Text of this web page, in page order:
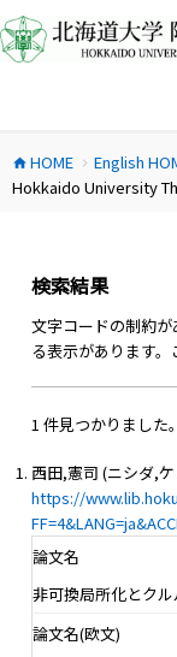
ン
テ
ス
キ
home HOME chevron_right English
Hokkaido University
検索結果
文字コードの制約
る表示があります。
1 件見つかりました。
西田,憲司 (ニシダ,
https://
論文名
非可換局所化とク
論文名(欧文)